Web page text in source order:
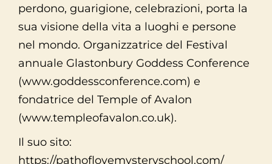
perdono, guarigione, celebrazioni, porta la
sua visione della vita a luoghi e persone
nel mondo. Organizzatrice del Festival
annuale Glastonbury Goddess Conference
(www.goddessconference.com) e
fondatrice del Temple of Avalon
(www.templeofavalon.co.uk).
Il suo sito:
https://pathoflovemysteryschool.com/